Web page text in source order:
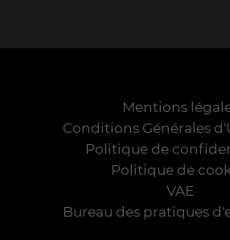
Mentions
Conditions Générales
Politique de
Politique de
VAE
Bureau des pratiques